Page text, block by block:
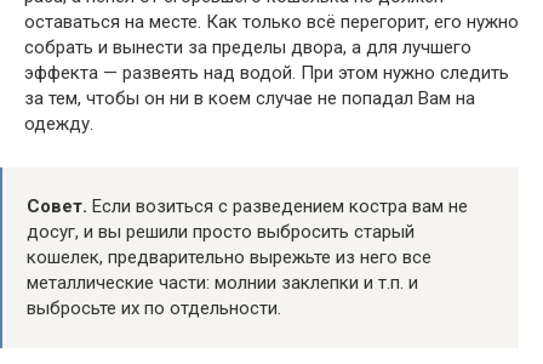
оставаться на месте. Как только всё перегорит, его нужно
собрать и вынести за пределы двора, а для лучшего
эффекта — развеять над водой. При этом нужно следить
за тем, чтобы он ни в коем случае не попадал Вам на
одежду.
Совет. Если возиться с разведением костра вам не
досуг, и вы решили просто выбросить старый
кошелек, предварительно вырежьте из него все
металлические части: молнии заклепки и т.п. и
выбросьте их по отдельности.